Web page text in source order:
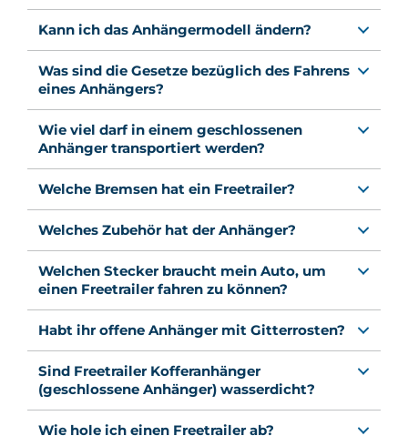
Kann ich das Anhängermodell ändern?
Was sind die Gesetze bezüglich des Fahrens
eines Anhängers?
Wie viel darf in einem geschlossenen
Anhänger transportiert werden?
Welche Bremsen hat ein Freetrailer?
Welches Zubehör hat der Anhänger?
Welchen Stecker braucht mein Auto, um
einen Freetrailer fahren zu können?
Habt ihr offene Anhänger mit Gitterrosten?
Sind Freetrailer Kofferanhänger
(geschlossene Anhänger) wasserdicht?
Wie hole ich einen Freetrailer ab?